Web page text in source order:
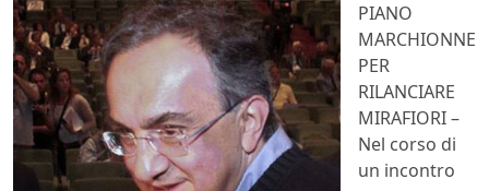
PIANO
MARCHIONNE
PER
RILANCIARE
MIRAFIORI –
Nel corso di
un incontro